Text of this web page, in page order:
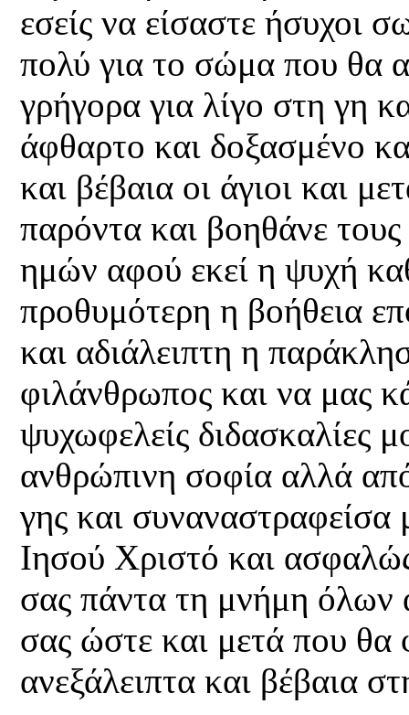
εσείς να είσαστε ήσυχοι
πολύ για το σώμα που θα
γρήγορα για λίγο στη γη
άφθαρτο και δοξασμένο
και βέβαια οι άγιοι και
παρόντα και βοηθάνε
ημών αφού εκεί η ψυχή
προθυμότερη η βοήθεια
και αδιάλειπτη η
φιλάνθρωπος και να μας
ψυχωφελείς διδασκαλίες
ανθρώπινη σοφία αλλά
γης και
Ιησού Χριστό και
σας πάντα τη μνήμη όλων
σας ώστε και μετά που
ανεξάλειπτα και βέβαια